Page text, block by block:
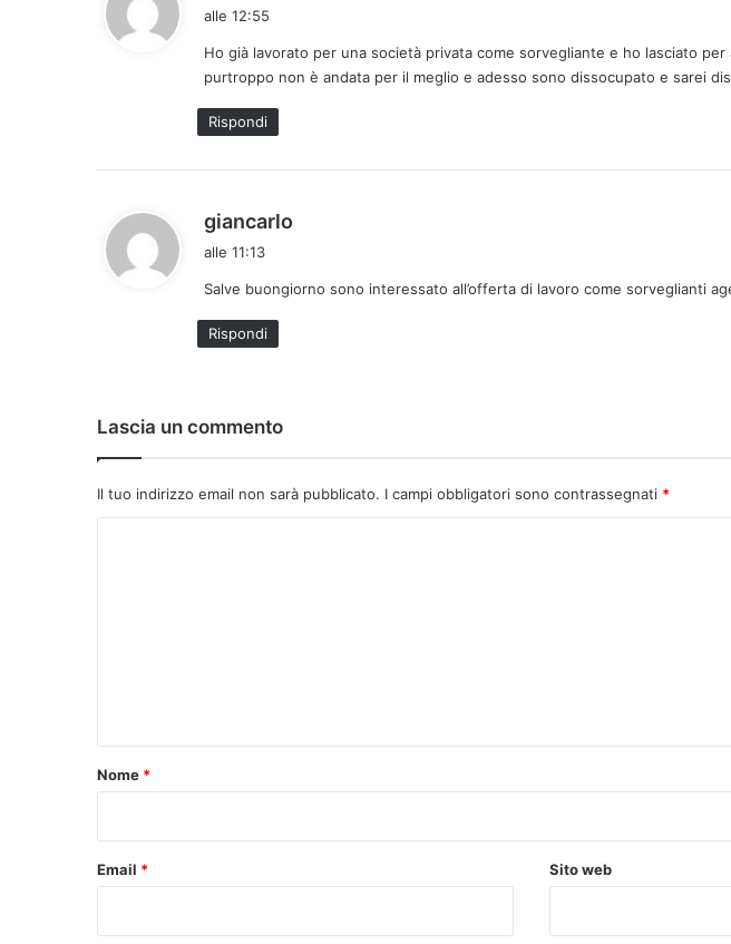
e
t
alle 12:55
Ho già lavorato per una società privata come sorvegliante e ho lasciato per
purtroppo non è andata per il meglio e adesso sono dissocupato e sarei
Rispondi
giancarlo
e
alle 11:13
Salve buongiorno sono interessato all’offerta di lavoro come sorveglianti
Rispondi
Lascia un commento
Il tuo indirizzo email non sarà pubblicato. I campi obbligatori sono contrassegnati *
o
Nome *
Email * Sito web